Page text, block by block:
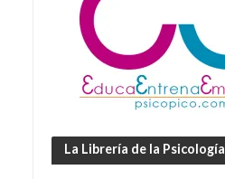
La Librería de la Psicología